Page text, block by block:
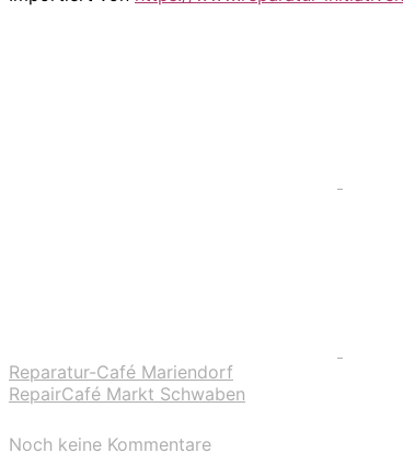
Reparatur-Café Mariendorf
RepairCafé Markt Schwaben
Noch keine Kommentare